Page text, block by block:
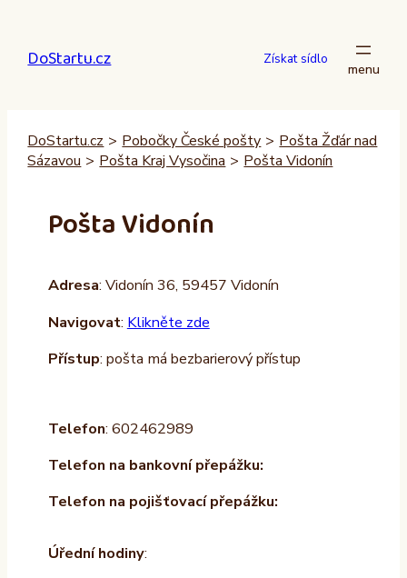
obsah
DoStartu.cz Získat sídlo
DoStartu.cz > Pobočky České pošty > Pošta Žďár nad
Sázavou > Pošta Kraj Vysočina > Pošta Vidonín
Pošta Vidonín
Adresa: Vidonín 36, 59457 Vidonín
Navigovat: Klikněte zde
Přístup: pošta má bezbarierový přístup
Telefon: 602462989
Telefon na bankovní přepážku:
Telefon na pojišťovací přepážku:
Úřední hodiny: